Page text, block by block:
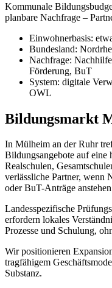
Kommunale
planbare Nachfrage –
Einwohnerbasis:
Bundesland:
Nachfrage:
Förderung, BuT
System: digitale
OWL
Bildungsmarkt
In Mülheim an der Ruhr
Bildungsangebote auf eine
Realschulen,
verlässliche Partner, wenn
oder BuT-Anträge
Landesspezifische
erfordern lokales
Prozesse und Schulung,
Wir positionieren
tragfähigem
Substanz.